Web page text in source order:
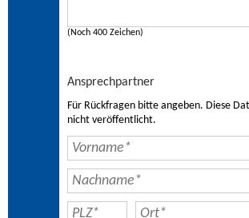
(Noch 400 Zeichen)
Ansprechpartner
Für Rückfragen bitte angeben. Diese
nicht veröffentlicht.